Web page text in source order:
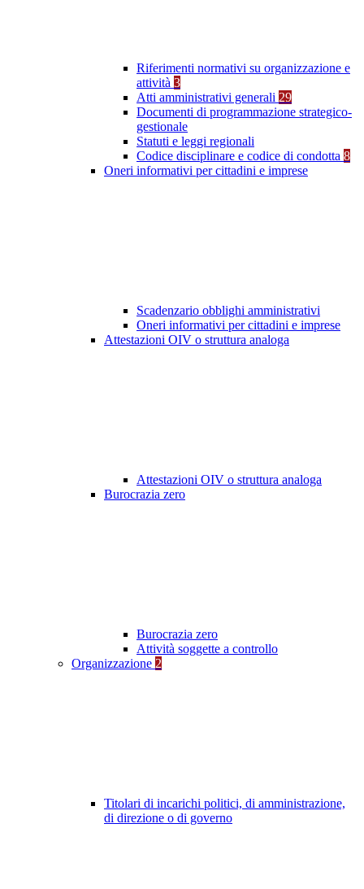
Riferimenti normativi su organizzazione e
attività 3
Atti amministrativi generali 29
Documenti di programmazione strategico-
gestionale
Statuti e leggi regionali
Codice disciplinare e codice di condotta 8
Oneri informativi per cittadini e imprese
Scadenzario obblighi amministrativi
Oneri informativi per cittadini e imprese
Attestazioni OIV o struttura analoga
Attestazioni OIV o struttura analoga
Burocrazia zero
Burocrazia zero
Attività soggette a controllo
Organizzazione 2
Titolari di incarichi politici, di amministrazione,
di direzione o di governo